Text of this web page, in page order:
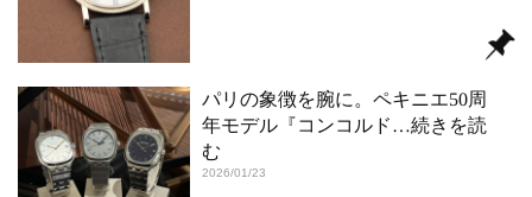
パリの象徴を腕に。ペキニエ50周
年モデル『コンコルド …続きを読
む
2026/01/23